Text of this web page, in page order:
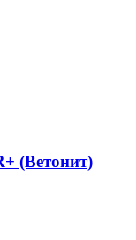
(Ветонит)